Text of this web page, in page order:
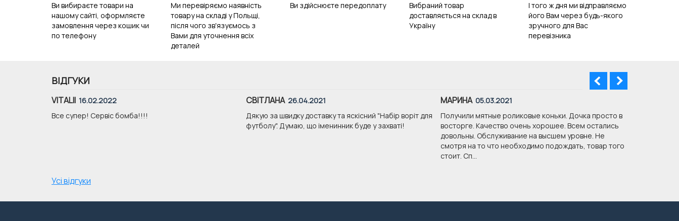
Ви вибираєте товари на
нашому сайті, оформляєте
замовлення через кошик чи
по телефону
Ми перевіряємо наявність
товару на складі у Польщі,
після чого зв'язуємось з
Вами для уточнення всіх
деталей
Ви здійснюєте передоплату
Вибраний товар
доставляється на склад в
Україну
І того ж дня ми відправляємо
його Вам через будь-якого
зручного для Вас
перевізника
ВІДГУКИ
VITALII 16.02.2022
Все супер! Сервіс бомба!!!!
СВІТЛАНА 26.04.2021
Дякую за швидку доставку та яскісний "Набір воріт для
футболу". Думаю, що іменинник буде у захваті!
МАРИНА 05.03.2021
Получили мятные роликовые коньки. Дочка просто в
восторге. Качество очень хорошее. Всем остались
довольны. Обслуживание на высшем уровне. Не
смотря на то что необходимо подождать, товар того
стоит. Сп...
Усі відгуки